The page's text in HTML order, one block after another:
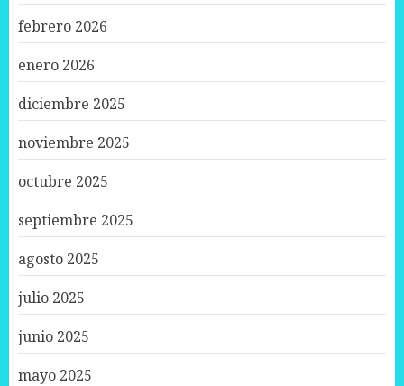
febrero 2026
enero 2026
diciembre 2025
noviembre 2025
octubre 2025
septiembre 2025
agosto 2025
julio 2025
junio 2025
mayo 2025